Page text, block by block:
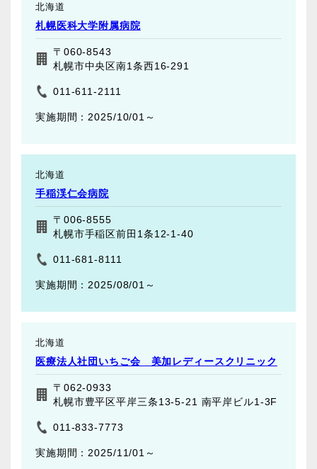
北海道
札幌医科大学附属病院
〒060-8543
札幌市中央区南1条西16-291
011-611-2111
2025/10/01～
北海道
手稲渓仁会病院
〒006-8555
札幌市手稲区前田1条12-1-40
011-681-8111
2025/08/01～
北海道
医療法人社団いちご会 美加レディースクリニック
〒062-0933
札幌市豊平区平岸三条13-5-21 南平岸ビル1-3F
011-833-7773
2025/11/01～